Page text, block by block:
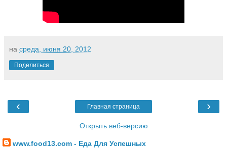
на среда, июня 20, 2012
Поделиться
‹ ›
Главная страница
Открыть веб-версию
www.food13.com - Еда Для Успешных